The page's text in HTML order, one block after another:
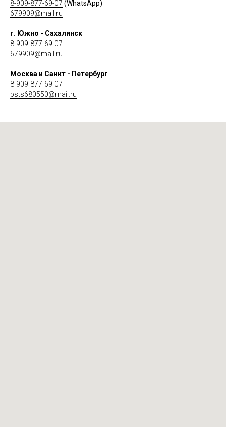
8-909-877-69-07 (WhatsApp)
679909@mail.ru
г. Южно - Сахалинск
8-909-877-69-07
679909@mail.ru
Москва и Санкт - Петербург
8-909-877-69-07
psts680550@mail.ru